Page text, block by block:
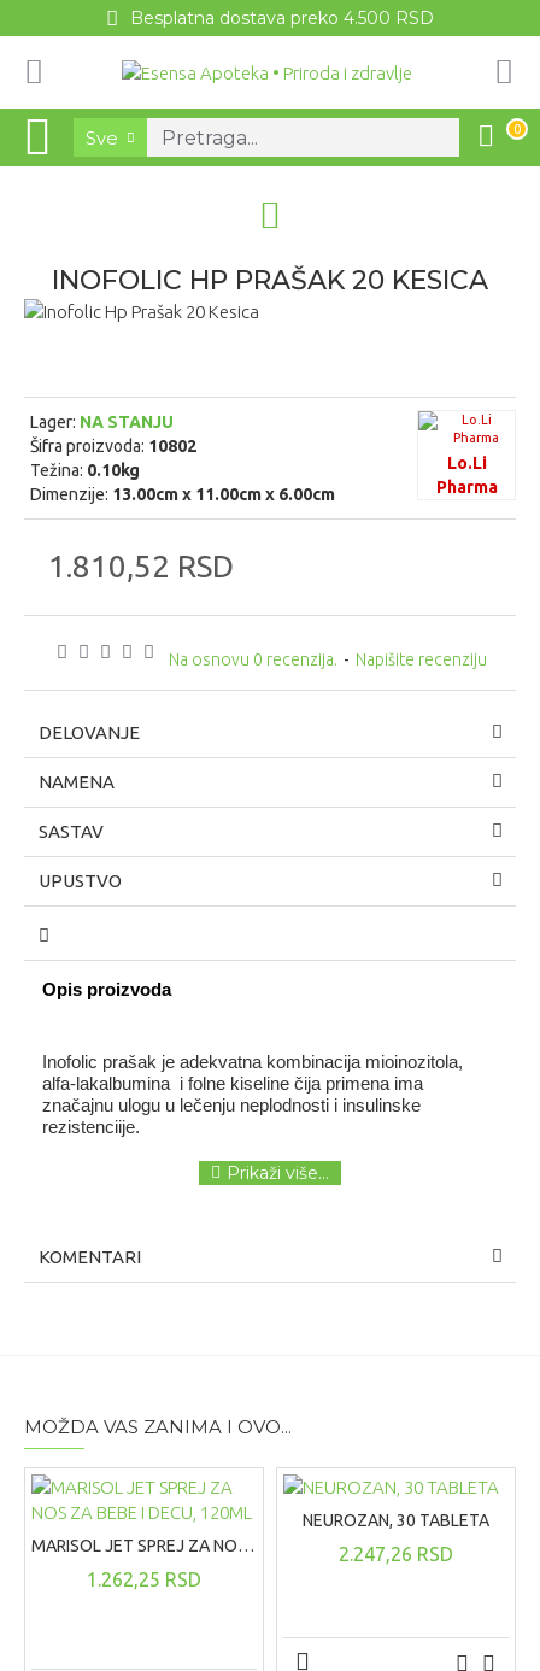
Besplatna dostava preko 4.500 RSD
Sve 0
INOFOLIC HP PRAŠAK 20 KESICA
Na osnovu 0 recenzija. - Napišite recenziju
1.810,52 RSD
Lager: NA STANJU
Šifra proizvoda: 10802
Težina: 0.10kg
Dimenzije: 13.00cm x 11.00cm x 6.00cm
Lo.Li
Pharma
DELOVANJE
NAMENA
SASTAV
UPUSTVO
Opis proizvoda
Inofolic prašak je adekvatna kombinacija mioinozitola,
alfa-lakalbumina  i folne kiseline čija primena ima
značajnu ulogu u lečenju neplodnosti i insulinske
rezistenciije.
KOMENTARI
MOŽDA VAS ZANIMA I OVO...
MARISOL JET SPREJ ZA NOS ZA BEBE I DECU, 120ML
1.262,25 RSD
NEUROZAN, 30 TABLETA
2.247,26 RSD